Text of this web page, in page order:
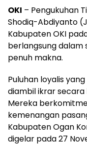
OKI – Pengukuhan
Shodiq-Abdiyanto
Kabupaten OKI
berlangsung dalam
penuh makna.
Puluhan loyalis
diambil ikrar secara
Mereka
kemenangan
Kabupaten Ogan
digelar pada 27